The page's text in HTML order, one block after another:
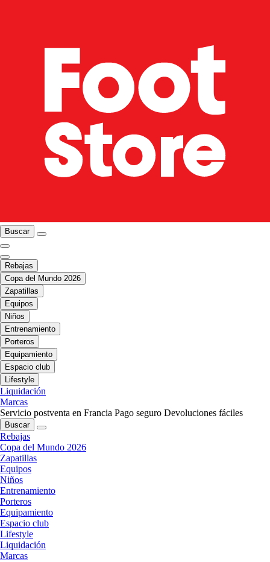
Buscar
Rebajas
Copa del Mundo 2026
Zapatillas
Equipos
Niños
Entrenamiento
Porteros
Equipamiento
Espacio club
Lifestyle
Liquidación
Marcas
Servicio postventa en Francia Pago seguro Devoluciones fáciles
Buscar
Rebajas
Copa del Mundo 2026
Zapatillas
Equipos
Niños
Entrenamiento
Porteros
Equipamiento
Espacio club
Lifestyle
Liquidación
Marcas